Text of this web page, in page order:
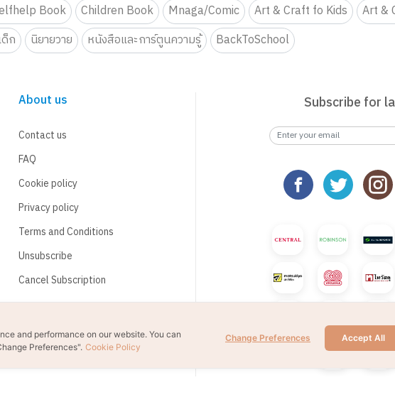
Book Children Book Mnaga/Comic Art & Craft fo Kids Art &
ก นิยายวาย หนังสือและการ์ตูนความรู้ BackToSchool
About us
Contact us
FAQ
Cookie policy
Privacy policy
Terms and Conditions
Unsubscribe
Cancel Subscription
Subscribe for
and performance on our website. You can
Preferences". Cookie Policy
Accept All
Change Preferences